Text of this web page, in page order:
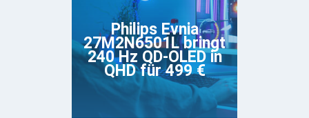
Philips Evnia
27M2N6501L bringt
240 Hz QD-OLED in
QHD für 499 €